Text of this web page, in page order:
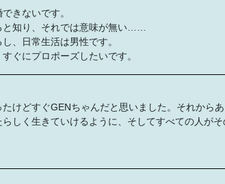
きないです。
と知り、それでは意味が無い……
、日常生活は男性です。
ぐにプロポーズしたいです。
けどすぐGENちゃんだと思いました。それからあ
しく生きていけるように、そしてすべての人が